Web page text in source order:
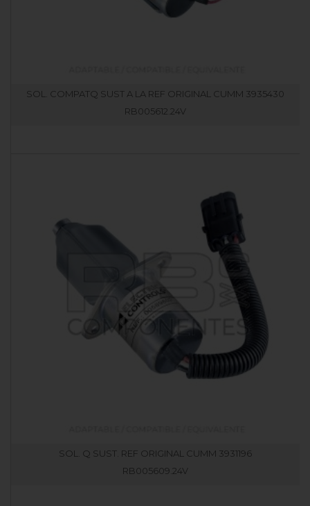
SOL. COMPATQ SUST A LA REF ORIGINAL CUMM 3935430
RB005612.24V
SOL. Q SUST. REF ORIGINAL CUMM 3931196
RB005609.24V